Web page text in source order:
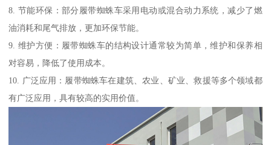
8. 节能环保：部分履带蜘蛛车采用电动或混合动力系统，减少了燃
油消耗和尾气排放，更加环保节能。
9. 维护方便：履带蜘蛛车的结构设计通常较为简单，维护和保养相
对容易，降低了使用成本。
10. 广泛应用：履带蜘蛛车在建筑、农业、矿业、救援等多个领域都
有广泛应用，具有较高的实用价值。